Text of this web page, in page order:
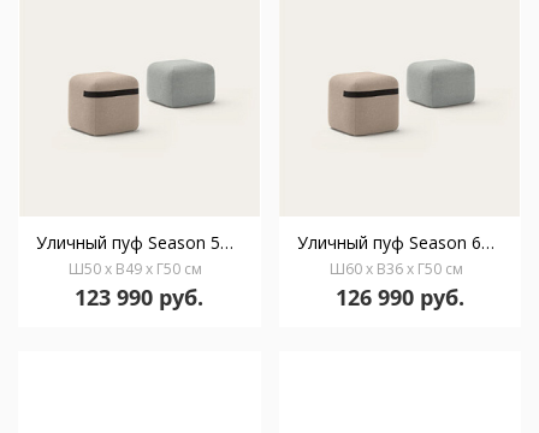
Уличный пуф Season 50 With strap
Ш50 x В49 x Г50 см
123 990 руб.
Уличный пуф Season 60 Without strap
Ш60 x В36 x Г50 см
126 990 руб.